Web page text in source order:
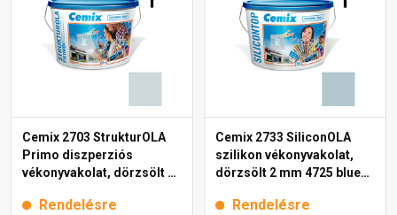
Cemix 2703 StrukturOLA
Primo diszperziós
vékonyvakolat, dörzsölt 2
Rendelésre
Cemix 2733 SiliconOLA
szilikon vékonyvakolat,
dörzsölt 2 mm 4725 blue
Rendelésre